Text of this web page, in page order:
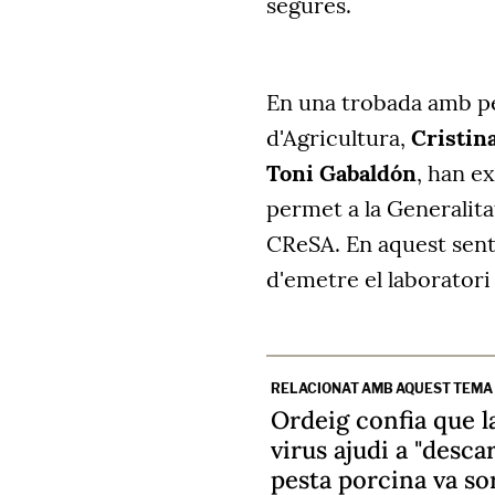
En una trobada amb
d'Agricultura,
Toni Gabaldón, han
permet a la
CReSA. En aquest
d'emetre el
RELACIONAT AMB AQUEST TEMA
Ordeig confia que
virus ajudi a
pesta porcina va